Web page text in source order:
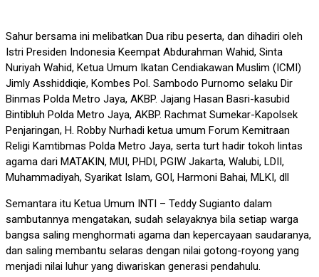
Sahur bersama ini melibatkan Dua ribu peserta, dan dihadiri oleh
Istri Presiden Indonesia Keempat Abdurahman Wahid, Sinta
Nuriyah Wahid, Ketua Umum Ikatan Cendiakawan Muslim (ICMI)
Jimly Asshiddiqie, Kombes Pol. Sambodo Purnomo selaku Dir
Binmas Polda Metro Jaya, AKBP. Jajang Hasan Basri-kasubid
Bintibluh Polda Metro Jaya, AKBP. Rachmat Sumekar-Kapolsek
Penjaringan, H. Robby Nurhadi ketua umum Forum Kemitraan
Religi Kamtibmas Polda Metro Jaya, serta turt hadir tokoh lintas
agama dari MATAKIN, MUI, PHDI, PGIW Jakarta, Walubi, LDII,
Muhammadiyah, Syarikat Islam, GOI, Harmoni Bahai, MLKI, dll
Semantara itu Ketua Umum INTI – Teddy Sugianto dalam
sambutannya mengatakan, sudah selayaknya bila setiap warga
bangsa saling menghormati agama dan kepercayaan saudaranya,
dan saling membantu selaras dengan nilai gotong-royong yang
menjadi nilai luhur yang diwariskan generasi pendahulu.